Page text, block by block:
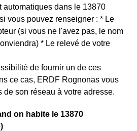
automatiques dans le 13870
vous pouvez renseigner : * Le
(si vous ne l'avez pas, le nom
* Le relevé de votre
de fournir un de ces
ce cas, ERDF Rognonas vous
de son réseau à votre adresse.
on habite le 13870